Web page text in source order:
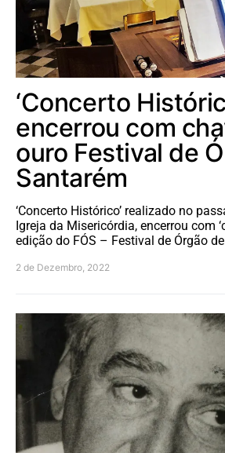
‘Concerto
encerrou com
ouro Festival de
Santarém
‘Concerto Histórico’ realizado no
Igreja da Misericórdia, encerrou com
edição do FÓS – Festival de Órgão
2 de Dezembro, 2022